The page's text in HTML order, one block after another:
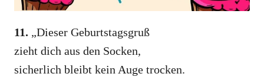
11. „Dieser Geburtstagsgruß
zieht dich aus den Socken,
sicherlich bleibt kein Auge trocken.